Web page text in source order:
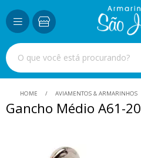
HOME AVIAMENTOS & ARMARINHOS
Gancho Médio A61-20